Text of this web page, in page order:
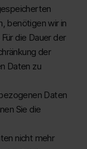
benötigen wir in
die Dauer der
der
Daten zu
Daten
Sie die
nicht mehr